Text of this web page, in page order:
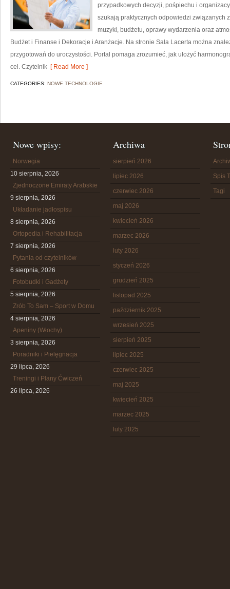
przypadkowych decyzji, pośpiechu i
szukają praktycznych odpowiedzi związanych
muzyki, budżetu, oprawy wydarzenia oraz
Budżet i Finanse i Dekoracje i Aranżacje. Na stronie Sala Lacerta można
przygotowań do uroczystości. Portal pomaga zrozumieć, jak ułożyć
cel. Czytelnik [ Read More ]
CATEGORIES: NOWE TECHNOLOGIE
Nowe wpisy:
Norwegia
10 sierpnia, 2026
Zjednoczone Emiraty Arabskie
9 sierpnia, 2026
Układanie jadłospisu
8 sierpnia, 2026
Ortopedia i Rehabilitacja
7 sierpnia, 2026
Pytania od czytelników
6 sierpnia, 2026
Fotobudki i Gadżety
5 sierpnia, 2026
Zrób To Sam – Sport w Domu
4 sierpnia, 2026
Apeniny (Włochy)
3 sierpnia, 2026
Poradniki i Pielęgnacja
29 lipca, 2026
Treningi i Plany Ćwiczeń
26 lipca, 2026
Archiwa
sierpień 2026
lipiec 2026
czerwiec 2026
maj 2026
kwiecień 2026
marzec 2026
luty 2026
styczeń 2026
grudzień 2025
listopad 2025
październik 2025
wrzesień 2025
sierpień 2025
lipiec 2025
czerwiec 2025
maj 2025
kwiecień 2025
marzec 2025
luty 2025
Spis
Tagi